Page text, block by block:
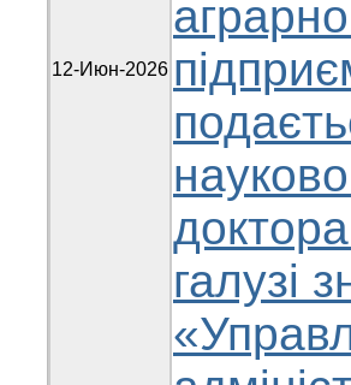
12-Июн-2026
галузі